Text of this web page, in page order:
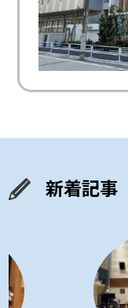
新着記事